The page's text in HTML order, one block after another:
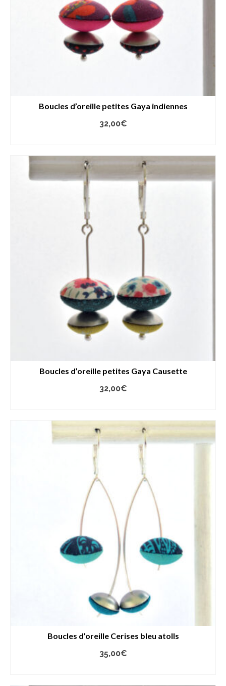
Boucles d’oreille petites Gaya indiennes
32,00€
Boucles d’oreille petites Gaya Causette
32,00€
Boucles d’oreille Cerises bleu atolls
35,00€